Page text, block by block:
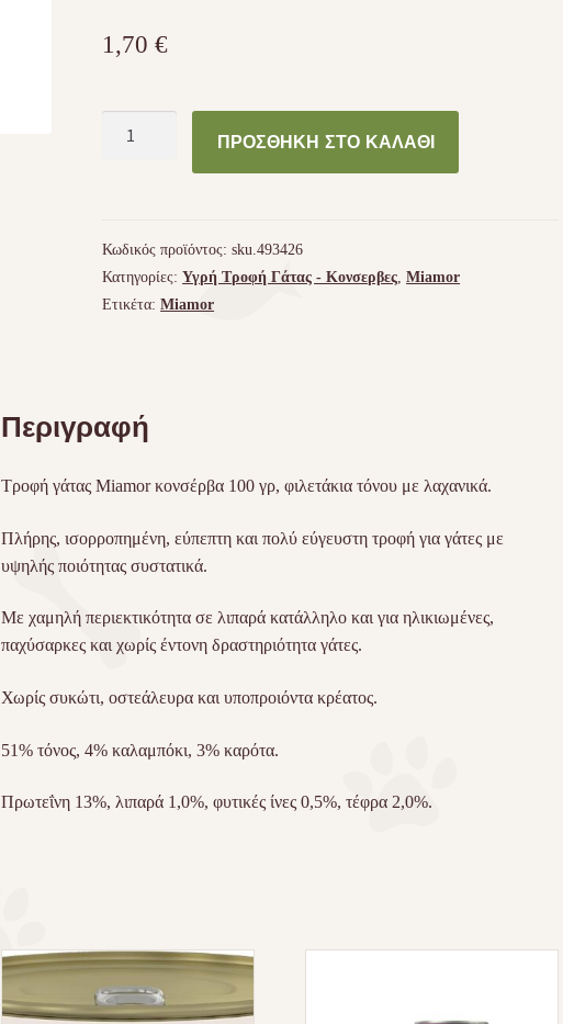
1,70€
και
λαχανικά
ποσότητα
ΠΡΟΣΘΉΚΗ ΣΤΟ ΚΑΛΆΘΙ
Κωδικός προϊόντος:sku.493426
Κατηγορίες:Υγρή Τροφή Γάτας - Kονσερβες ,Miamor
Ετικέτα:Miamor
Περιγραφή
Τροφή γάτας Miamor κονσέρβα 100 γρ, φιλετάκια τόνου με λαχανικά.
Πλήρης, ισορροπημένη, εύπεπτη και πολύ εύγευστη τροφή για γάτες με
υψηλής ποιότητας συστατικά.
Με χαμηλή περιεκτικότητα σε λιπαρά κατάλληλο και για ηλικιωμένες,
παχύσαρκες και χωρίς έντονη δραστηριότητα γάτες.
Χωρίς συκώτι, οστεάλευρα και υποπροιόντα κρέατος.
51% τόνος, 4% καλαμπόκι, 3% καρότα.
Πρωτεΐνη 13%, λιπαρά 1,0%, φυτικές ίνες 0,5%, τέφρα 2,0%.